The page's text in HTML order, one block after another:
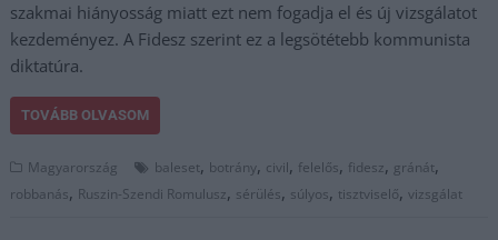
szakmai hiányosság miatt ezt nem fogadja el és új vizsgálatot
kezdeményez. A Fidesz szerint ez a legsötétebb kommunista
diktatúra.
TOVÁBB OLVASOM
Magyarország baleset, botrány, civil, felelős, fidesz, gránát,
robbanás, Ruszin-Szendi Romulusz, sérülés, súlyos, tisztviselő,vizsgálat